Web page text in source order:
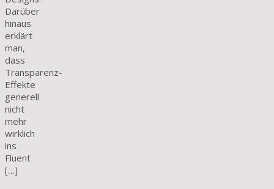
Darüber
hinaus
erklärt
man,
dass
Transparenz-
Effekte
generell
nicht
mehr
wirklich
ins
Fluent
[…]